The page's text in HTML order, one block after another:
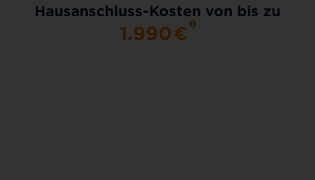
Hausanschluss-Kosten von bis zu
1.990€